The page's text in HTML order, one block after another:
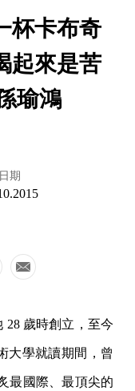
杯卡布奇
起來是苦
瑜鴻
日期
28 歲時創立，至今
大學就讀期間，曾
最國際、最頂尖的